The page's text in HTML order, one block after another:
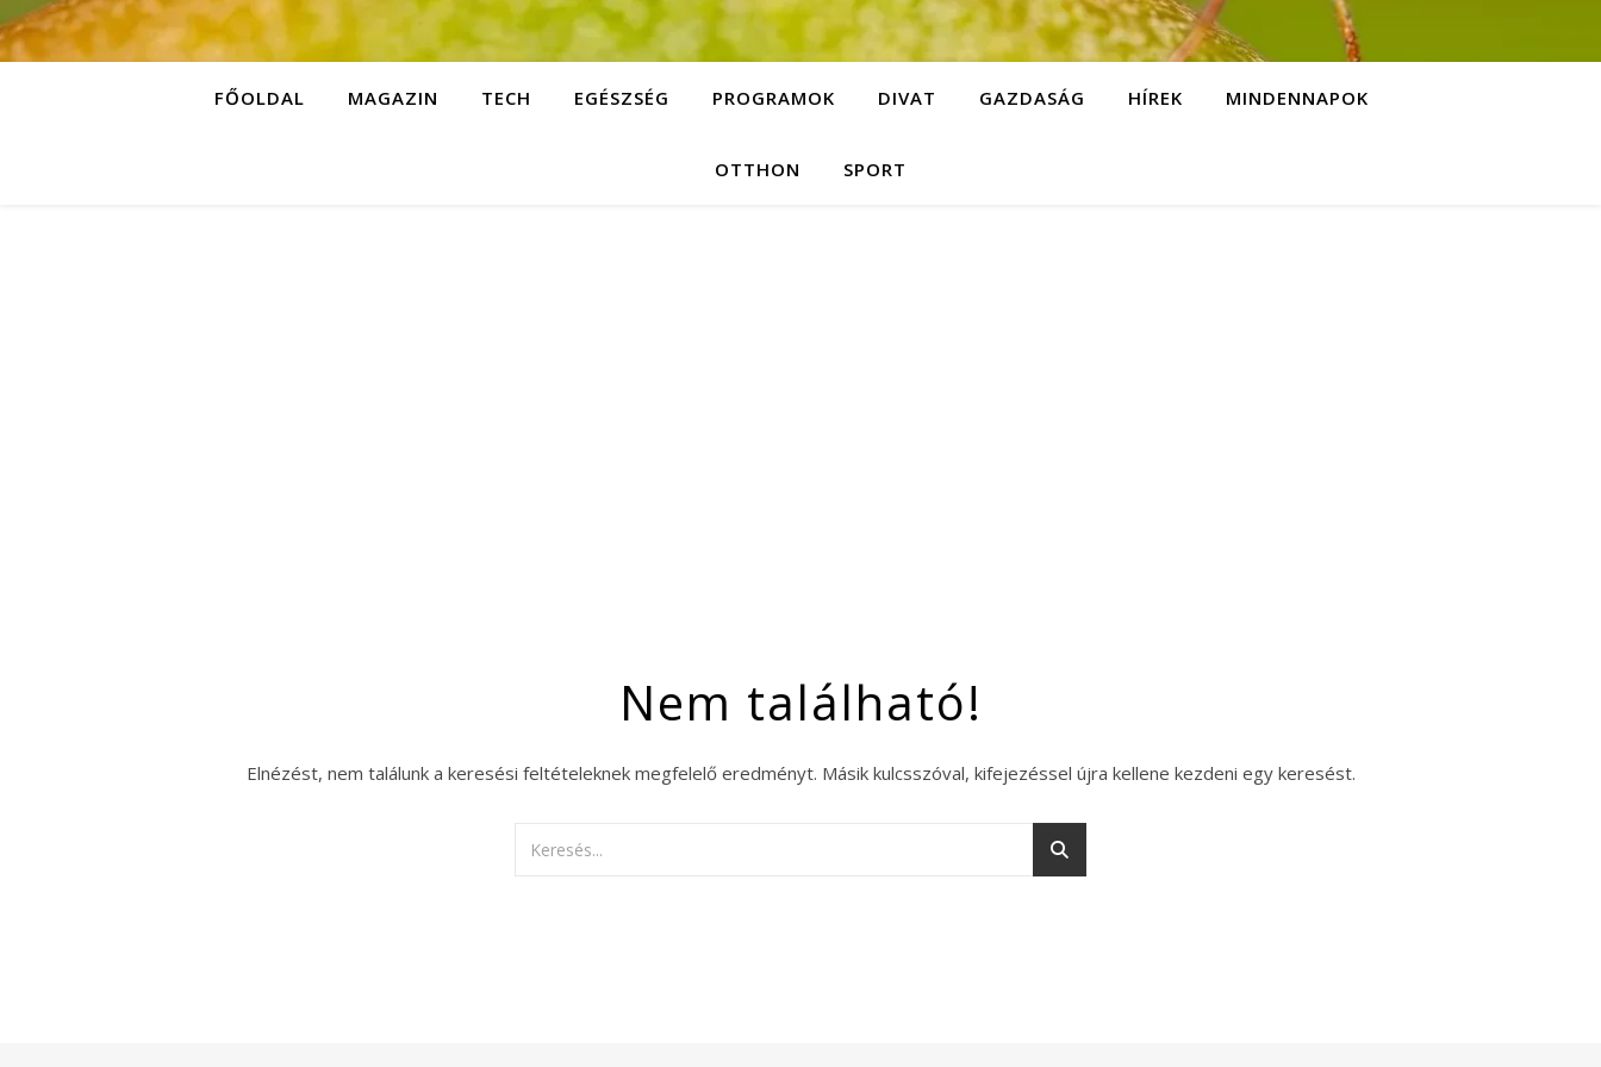
FŐOLDAL MAGAZIN TECH EGÉSZSÉG PROGRAMOK DIVAT GAZDASÁG HÍREK MINDENNAPOK
OTTHON SPORT
Nem található!
Elnézést, nem találunk a keresési feltételeknek megfelelő eredményt. Másik kulcsszóval, kifejezéssel újra kellene kezdeni egy keresést.